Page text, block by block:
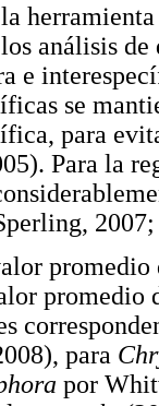
análisis de
e
se
para
Para la
promedio
para
por